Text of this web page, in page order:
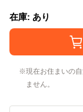
在庫: あり
現在お住まいの
ません。